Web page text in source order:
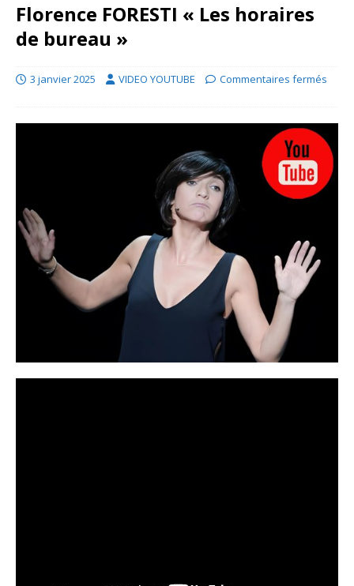
Florence FORESTI « Les horaires
de bureau »
3 janvier 2025 VIDEO YOUTUBE Commentaires fermés